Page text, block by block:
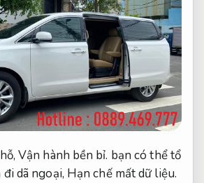
Vận hành bền bỉ. bạn có thể tổ
dã ngoại, Hạn chế mất dữ liệu.